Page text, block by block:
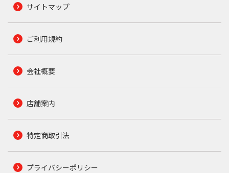
サイトマップ
ご利用規約
会社概要
店舗案内
特定商取引法
プライバシーポリシー